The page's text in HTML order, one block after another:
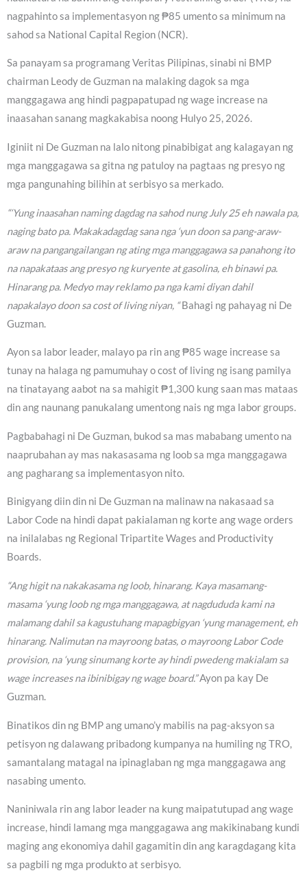
nagpahinto sa implementasyon ng ₱85 umento sa minimum na
sahod sa National Capital Region (NCR).
Sa panayam sa programang Veritas Pilipinas, sinabi ni BMP
chairman Leody de Guzman na malaking dagok sa mga
manggagawa ang hindi pagpapatupad ng wage increase na
inaasahan sanang magkakabisa noong Hulyo 25, 2026.
Iginiit ni De Guzman na lalo nitong pinabibigat ang kalagayan ng
mga manggagawa sa gitna ng patuloy na pagtaas ng presyo ng
mga pangunahing bilihin at serbisyo sa merkado.
“‘Yung inaasahan naming dagdag na sahod nung July 25 eh nawala pa,
naging bato pa. Makakadagdag sana nga ‘yun doon sa pang-araw-
araw na pangangailangan ng ating mga manggagawa sa panahong ito
na napakataas ang presyo ng kuryente at gasolina, eh binawi pa.
Hinarang pa. Medyo may reklamo pa nga kami diyan dahil
napakalayo doon sa cost of living niyan, “Bahagi ng pahayag ni De
Guzman.
Ayon sa labor leader, malayo pa rin ang ₱85 wage increase sa
tunay na halaga ng pamumuhay o cost of living ng isang pamilya
na tinatayang aabot na sa mahigit ₱1,300 kung saan mas mataas
din ang naunang panukalang umentong nais ng mga labor groups.
Pagbabahagi ni De Guzman, bukod sa mas mababang umento na
naaprubahan ay mas nakasasama ng loob sa mga manggagawa
ang pagharang sa implementasyon nito.
Binigyang diin din ni De Guzman na malinaw na nakasaad sa
Labor Code na hindi dapat pakialaman ng korte ang wage orders
na inilalabas ng Regional Tripartite Wages and Productivity
Boards.
“Ang higit na nakakasama ng loob, hinarang. Kaya masamang-
masama ‘yung loob ng mga manggagawa, at nagdududa kami na
malamang dahil sa kagustuhang mapagbigyan ‘yung management, eh
hinarang. Nalimutan na mayroong batas, o mayroong Labor Code
provision, na ‘yung sinumang korte ay hindi pwedeng makialam sa
wage increases na ibinibigay ng wage board.”Ayon pa kay De
Guzman.
Binatikos din ng BMP ang umano’y mabilis na pag-aksyon sa
petisyon ng dalawang pribadong kumpanya na humiling ng TRO,
samantalang matagal na ipinaglaban ng mga manggagawa ang
nasabing umento.
Naniniwala rin ang labor leader na kung maipatutupad ang wage
increase, hindi lamang mga manggagawa ang makikinabang kundi
maging ang ekonomiya dahil gagamitin din ang karagdagang kita
sa pagbili ng mga produkto at serbisyo.